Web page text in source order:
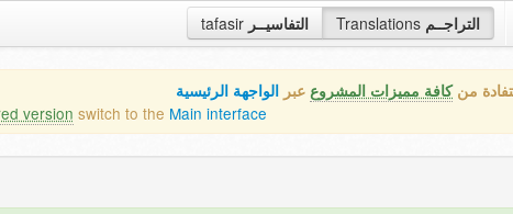
tafasir التفاسيــر Translations التراجــم
منكافة مميزات المشروع عبر الواجهة الرئيسية
version switch to the Main interface